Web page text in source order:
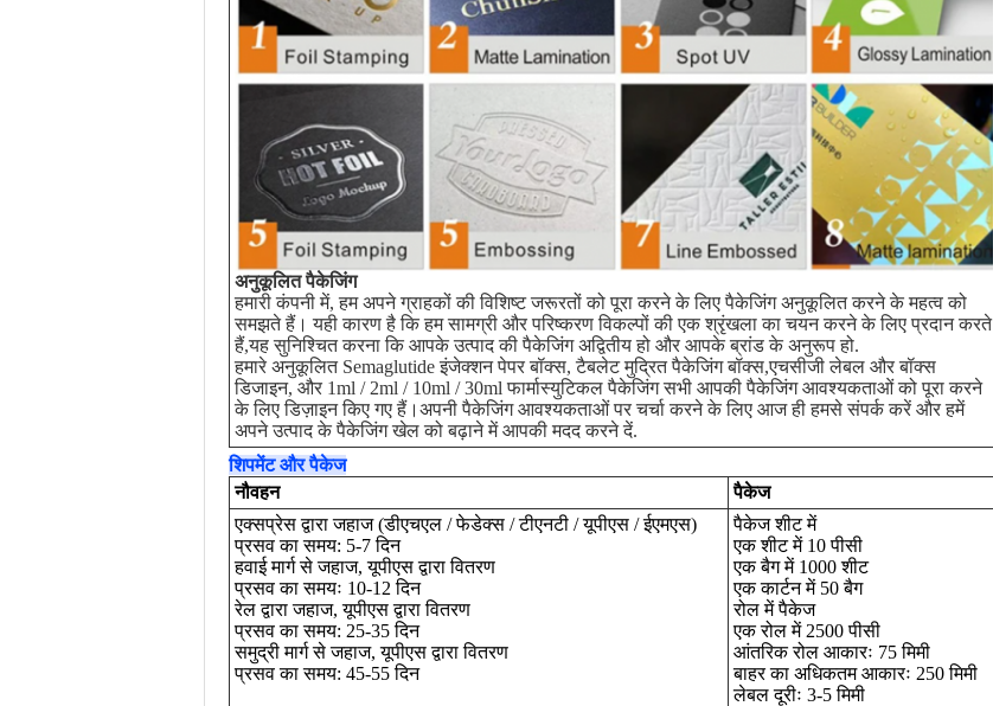
अनुकूलित पैकेजिंग
हमारी कंपनी में, हम अपने ग्राहकों की विशिष्ट जरूरतों को पूरा करने के लिए पैकेजिंग अनुकूलित करने के महत्व को
समझते हैं। यही कारण है कि हम सामग्री और परिष्करण विकल्पों की एक श्रृंखला का चयन करने के लिए प्रदान करते
हैं,यह सुनिश्चित करना कि आपके उत्पाद की पैकेजिंग अद्वितीय हो और आपके ब्रांड के अनुरूप हो.
हमारे अनुकूलित Semaglutide इंजेक्शन पेपर बॉक्स, टैबलेट मुद्रित पैकेजिंग बॉक्स,एचसीजी लेबल और बॉक्स
डिजाइन, और 1ml / 2ml / 10ml / 30ml फार्मास्युटिकल पैकेजिंग सभी आपकी पैकेजिंग आवश्यकताओं को पूरा करने
के लिए डिज़ाइन किए गए हैं।अपनी पैकेजिंग आवश्यकताओं पर चर्चा करने के लिए आज ही हमसे संपर्क करें और हमें
अपने उत्पाद के पैकेजिंग खेल को बढ़ाने में आपकी मदद करने दें.
शिपमेंट और पैकेज
नौवहन
पैकेज
एक्सप्रेस द्वारा जहाज (डीएचएल / फेडेक्स / टीएनटी / यूपीएस / ईएमएस)
प्रसव का समय: 5-7 दिन
हवाई मार्ग से जहाज, यूपीएस द्वारा वितरण
प्रसव का समयः 10-12 दिन
रेल द्वारा जहाज, यूपीएस द्वारा वितरण
प्रसव का समय: 25-35 दिन
समुद्री मार्ग से जहाज, यूपीएस द्वारा वितरण
प्रसव का समय: 45-55 दिन
पैकेज शीट में
एक शीट में 10 पीसी
एक बैग में 1000 शीट
एक कार्टन में 50 बैग
रोल में पैकेज
एक रोल में 2500 पीसी
आंतरिक रोल आकारः 75 मिमी
बाहर का अधिकतम आकारः 250 मिमी
लेबल दूरीः 3-5 मिमी